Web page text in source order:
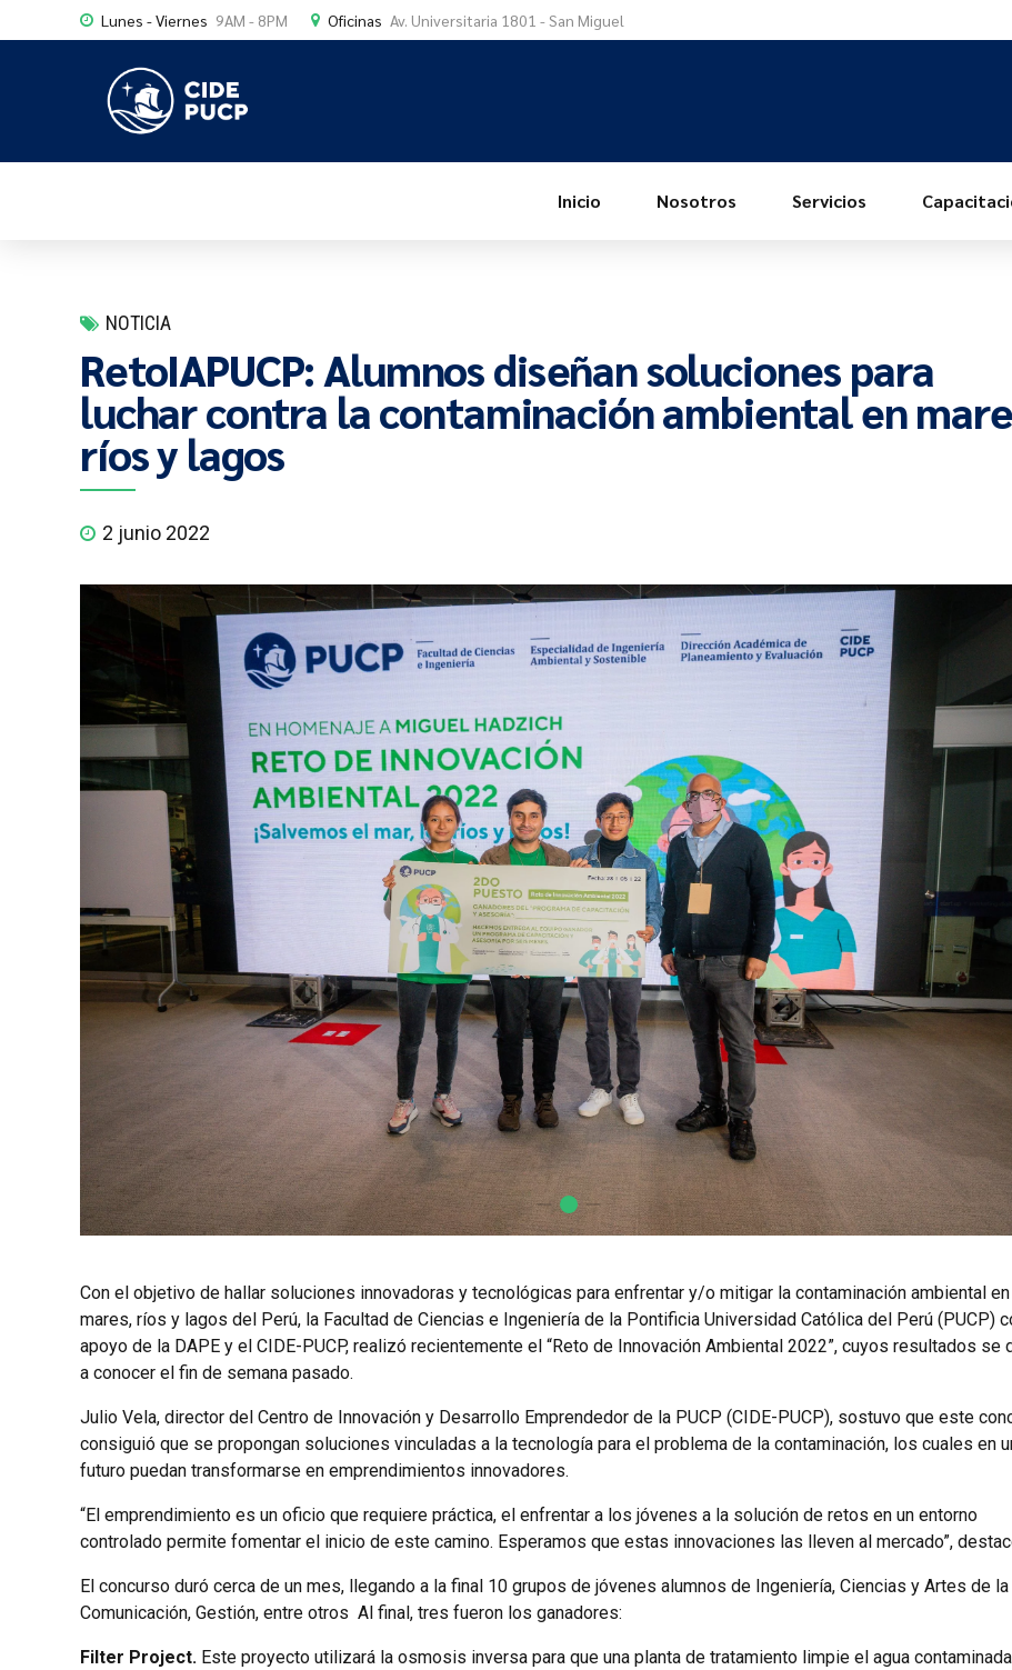
Lunes - Viernes 9AM - 8PM Oficinas Av. Universitaria 1801 - San Miguel
Inicio Nosotros Servicios
NOTICIA
RetoIAPUCP: Alumnos diseñan soluciones para
luchar contra la contaminación ambiental en
ríos y lagos
2 junio 2022
Con el objetivo de hallar soluciones innovadoras y tecnológicas para enfrentar y/o mitigar la contaminación ambiental en
mares, ríos y lagos del Perú, la Facultad de Ciencias e Ingeniería de la Pontificia Universidad Católica del Perú (PUCP)
apoyo de la DAPE y el CIDE-PUCP, realizó recientemente el “Reto de Innovación Ambiental 2022”, cuyos resultados se
a conocer el fin de semana pasado.
Julio Vela, director del Centro de Innovación y Desarrollo Emprendedor de la PUCP (CIDE-PUCP), sostuvo que este
consiguió que se propongan soluciones vinculadas a la tecnología para el problema de la contaminación, los cuales en
futuro puedan transformarse en emprendimientos innovadores.
“El emprendimiento es un oficio que requiere práctica, el enfrentar a los jóvenes a la solución de retos en un entorno
controlado permite fomentar el inicio de este camino. Esperamos que estas innovaciones las lleven al mercado”,
El concurso duró cerca de un mes, llegando a la final 10 grupos de jóvenes alumnos de Ingeniería, Ciencias y Artes de la
Comunicación, Gestión, entre otros Al final, tres fueron los ganadores:
Filter Project. Este proyecto utilizará la osmosis inversa para que una planta de tratamiento limpie el agua